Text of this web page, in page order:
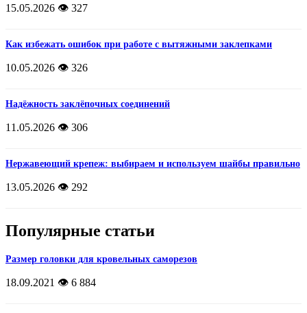
15.05.2026 👁️ 327
Как избежать ошибок при работе с вытяжными заклепками
10.05.2026 👁️ 326
Надёжность заклёпочных соединений
11.05.2026 👁️ 306
Нержавеющий крепеж: выбираем и используем шайбы правильно
13.05.2026 👁️ 292
Популярные статьи
Размер головки для кровельных саморезов
18.09.2021 👁️ 6 884